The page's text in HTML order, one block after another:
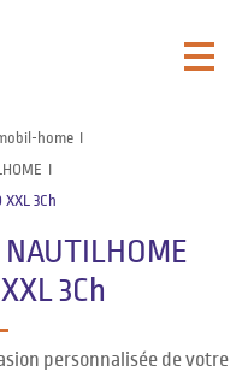
home
3Ch
3Ch
personnalisée de votre